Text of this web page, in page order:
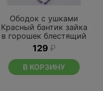
Ободок с ушками
Красный бантик зайка
в горошек блестящий
129 ₽
В КОРЗИНУ